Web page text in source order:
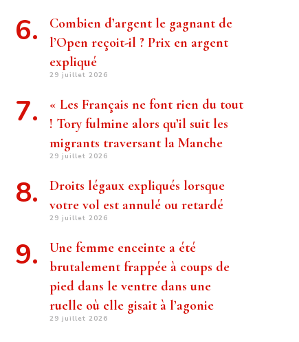
Combien d’argent le gagnant de
l’Open reçoit-il ? Prix ​​en argent
expliqué
29 juillet 2026
« Les Français ne font rien du tout
! Tory fulmine alors qu’il suit les
migrants traversant la Manche
29 juillet 2026
Droits légaux expliqués lorsque
votre vol est annulé ou retardé
29 juillet 2026
Une femme enceinte a été
brutalement frappée à coups de
pied dans le ventre dans une
ruelle où elle gisait à l’agonie
29 juillet 2026